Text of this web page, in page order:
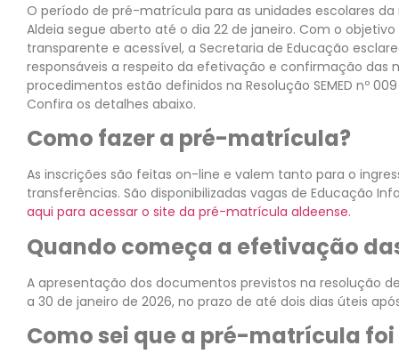
O período de pré-matrícula para as unidades escolares da
Aldeia segue aberto até o dia 22 de janeiro. Com o
transparente e acessível, a Secretaria de Educação
responsáveis a respeito da efetivação e confirmação das
procedimentos estão definidos na Resolução SEMED nº
Confira os detalhes abaixo.
Como fazer a pré-matrícula?
As inscrições são feitas on-line e valem tanto para o
transferências. São disponibilizadas vagas de Educação
aqui para acessar o site da pré-matrícula aldeense.
Quando começa a efetivação
A apresentação dos documentos previstos na resolução
a 30 de janeiro de 2026, no prazo de até dois dias úteis
Como sei que a pré-matrícula